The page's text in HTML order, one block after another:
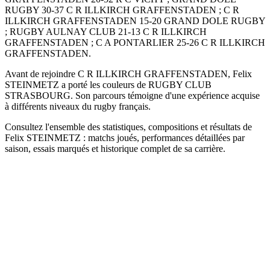
RUGBY 30-37 C R ILLKIRCH GRAFFENSTADEN ; C R
ILLKIRCH GRAFFENSTADEN 15-20 GRAND DOLE RUGBY
; RUGBY AULNAY CLUB 21-13 C R ILLKIRCH
GRAFFENSTADEN ; C A PONTARLIER 25-26 C R ILLKIRCH
GRAFFENSTADEN.
Avant de rejoindre C R ILLKIRCH GRAFFENSTADEN, Felix
STEINMETZ a porté les couleurs de RUGBY CLUB
STRASBOURG. Son parcours témoigne d'une expérience acquise
à différents niveaux du rugby français.
Consultez l'ensemble des statistiques, compositions et résultats de
Felix STEINMETZ : matchs joués, performances détaillées par
saison, essais marqués et historique complet de sa carrière.